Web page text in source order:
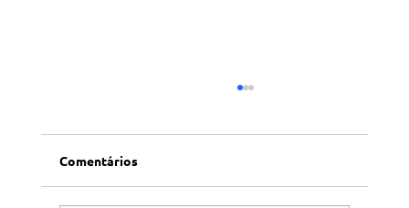
Comentários